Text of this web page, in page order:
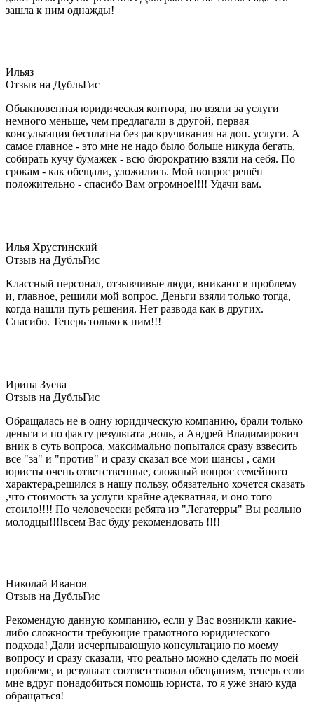
зашла к ним однажды!
Ильяз
Отзыв на ДубльГис
Обыкновенная юридическая контора, но взяли за услуги
немного меньше, чем предлагали в другой, первая
консультация бесплатна без раскручивания на доп. услуги. А
самое главное - это мне не надо было больше никуда бегать,
собирать кучу бумажек - всю бюрократию взяли на себя. По
срокам - как обещали, уложились. Мой вопрос решён
положительно - спасибо Вам огромное!!!! Удачи вам.
Илья Хрустинский
Отзыв на ДубльГис
Классный персонал, отзывчивые люди, вникают в проблему
и, главное, решили мой вопрос. Деньги взяли только тогда,
когда нашли путь решения. Нет развода как в других.
Спасибо. Теперь только к ним!!!
Ирина Зуева
Отзыв на ДубльГис
Обращалась не в одну юридическую компанию, брали только
деньги и по факту результата ,ноль, а Андрей Владимирович
вник в суть вопроса, максимально попытался сразу взвесить
все "за" и "против" и сразу сказал все мои шансы , сами
юристы очень ответственные, сложный вопрос семейного
характера,решился в нашу пользу, обязательно хочется сказать
,что стоимость за услуги крайне адекватная, и оно того
стоило!!!! По человечески ребята из "Легатерры" Вы реально
молодцы!!!!всем Вас буду рекомендовать !!!!
Николай Иванов
Отзыв на ДубльГис
Рекомендую данную компанию, если у Вас возникли какие-
либо сложности требующие грамотного юридического
подхода! Дали исчерпывающую консультацию по моему
вопросу и сразу сказали, что реально можно сделать по моей
проблеме, и результат соответствовал обещаниям, теперь если
мне вдруг понадобиться помощь юриста, то я уже знаю куда
обращаться!